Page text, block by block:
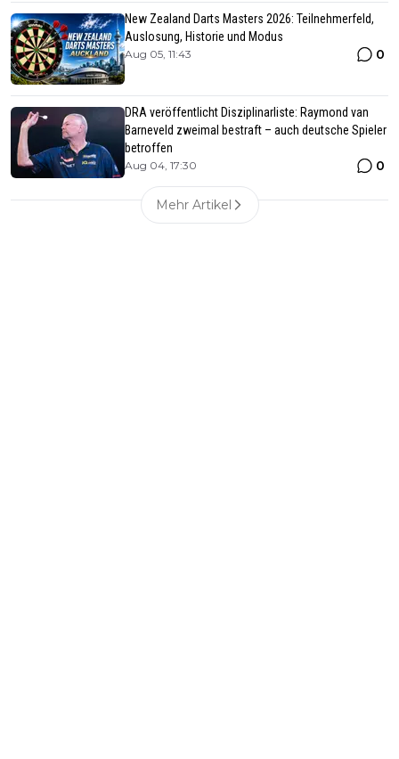
New Zealand Darts Masters 2026: Teilnehmerfeld,
Auslosung, Historie und Modus
Aug 05, 11:43 0
DRA veröffentlicht Disziplinarliste: Raymond van
Barneveld zweimal bestraft – auch deutsche Spieler
betroffen
Aug 04, 17:30 0
Mehr Artikel